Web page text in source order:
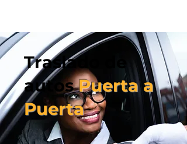
Traslado de
autosPuerta a
Puerta